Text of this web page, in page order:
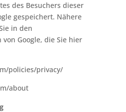
des Besuchers dieser
gespeichert. Nähere
in den
Google, die Sie hier
policies/privacy/
about